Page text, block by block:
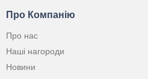
Про Компанію
Про нас
Наші нагороди
Новини